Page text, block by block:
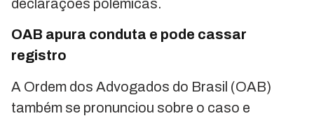
declarações polêmicas.
OAB apura conduta e pode cassar
registro
A Ordem dos Advogados do Brasil (OAB)
também se pronunciou sobre o caso e